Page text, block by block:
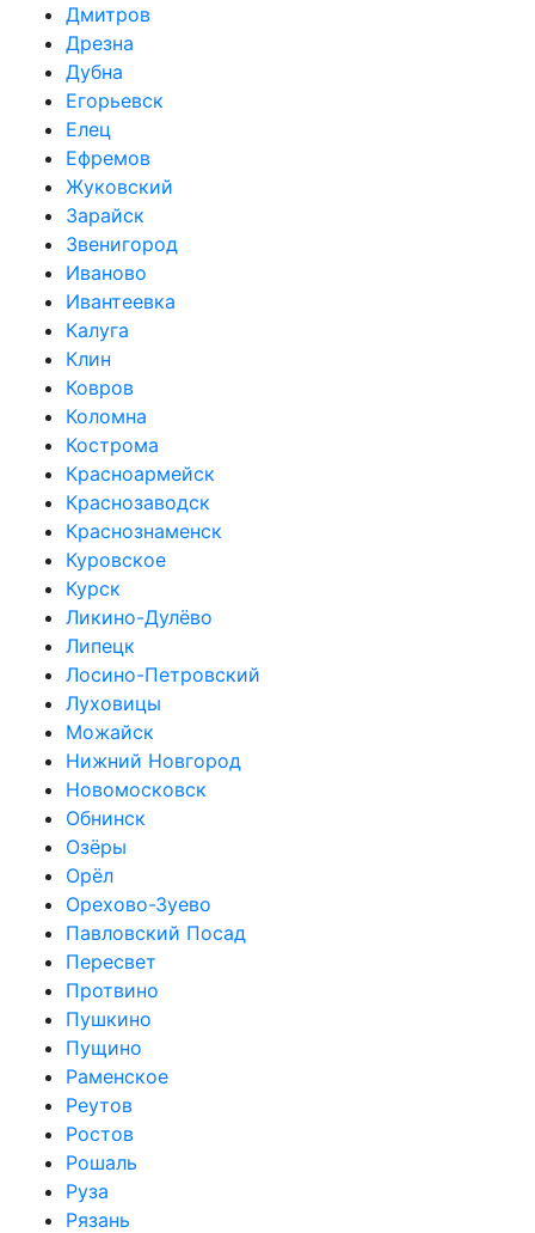
Дмитров
Дрезна
Дубна
Егорьевск
Елец
Ефремов
Жуковский
Зарайск
Звенигород
Иваново
Ивантеевка
Калуга
Клин
Ковров
Коломна
Кострома
Красноармейск
Краснозаводск
Краснознаменск
Куровское
Курск
Ликино-Дулёво
Липецк
Лосино-Петровский
Луховицы
Можайск
Нижний Новгород
Новомосковск
Обнинск
Озёры
Орёл
Орехово-Зуево
Павловский Посад
Пересвет
Протвино
Пушкино
Пущино
Раменское
Реутов
Ростов
Рошаль
Руза
Рязань